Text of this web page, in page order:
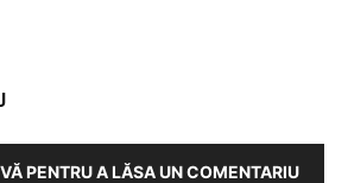
PENTRU A LĂSA UN COMENTARIU